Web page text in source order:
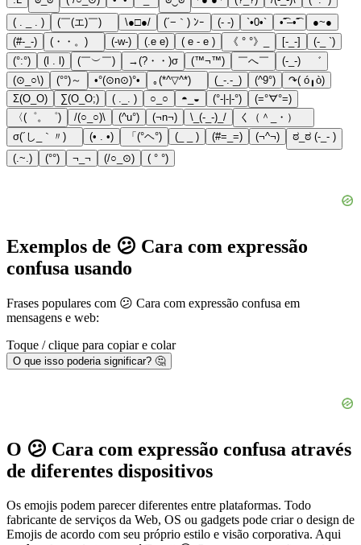
( . _ . )
(￣(エ)￣)ゞ \●□●/ (´−｀) ﾝｰ (- -) `•0•` •͡˘–•͡˘
●~●
(#-_-)
(・・。)ゞ (-w-) (.e e) ( e - e ) 《 ° °》_ [-_-]
(-_ `)
(°:°)
(l . l) (￣︶￣) →(?・・)σ (™¬™) ￣へ￣
(-_-)ゞ゛
(⊙_○\)
(°°)～ •°(⊙n⊙)°• ｡(*^▽^*)ゞ (_-.-_) (^9°)
↷( ó╻ò)
Σ(O_O)
∑(O_O;) ( ._. ) ○_○ ◓_◒ (°-|-|-°)
(=°ᗊ°=)
〈(゜。゜)
/(○_○)\ (^u°) (¬n¬) \_(-_-)_/
く（＾_・）ゝ
σ(´し_｀〃)ゞ
(• . •) 「(°ヘ°) (_ _ ) (#=_=) (¬^¬)
ಠ_ಠ (-_- )
(.~.)
(°°) ¬_¬ (/○_⊙) ( ° °)
Exemplos de 😕 Cara com expressão
confusa usando
Frases populares com 😕 Cara com expressão confusa em
mensagens e web:
Toque / clique para copiar e colar
O que isso poderia significar? 🤔
O 😕 Cara com expressão confusa através
de diferentes dispositivos
Os emojis podem parecer diferentes entre plataformas. Todo
fabricante de serviços da Web, OS ou gadgets pode criar o design de
Emojis de acordo com seu próprio estilo e visão corporativa. Aqui